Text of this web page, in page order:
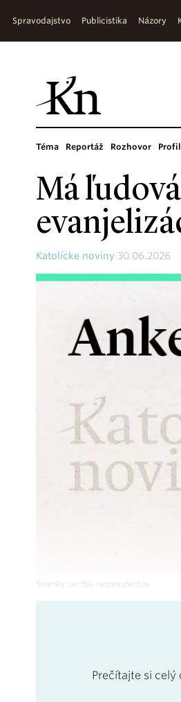
Spravodajstvo Publicistika Názory
Téma Reportáž Rozhovor Profil
Má
Katolícke noviny 30.06.2026
Snímky: archív respondentov
Prečítajte si celý